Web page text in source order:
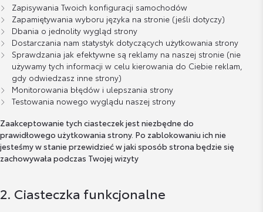
Zapisywania Twoich konfiguracji samochodów
Zapamiętywania wyboru języka na stronie (jeśli dotyczy)
Dbania o jednolity wygląd strony
Dostarczania nam statystyk dotyczących użytkowania strony
Sprawdzania jak efektywne są reklamy na naszej stronie (nie
używamy tych informacji w celu kierowania do Ciebie reklam,
gdy odwiedzasz inne strony)
Monitorowania błędów i ulepszania strony
Testowania nowego wyglądu naszej strony
Zaakceptowanie tych ciasteczek jest niezbędne do
prawidłowego użytkowania strony. Po zablokowaniu ich nie
jesteśmy w stanie przewidzieć w jaki sposób strona będzie się
zachowywała podczas Twojej wizyty
2. Ciasteczka funkcjonalne